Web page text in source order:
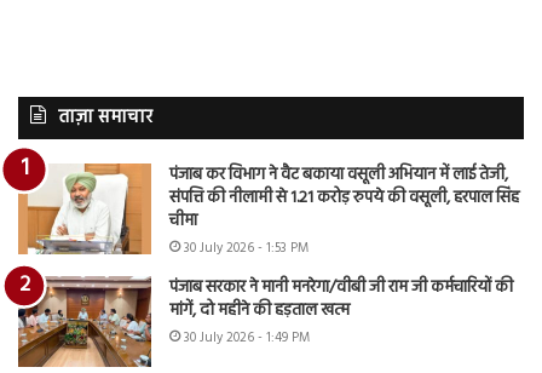
ताज़ा समाचार
पंजाब कर विभाग ने वैट बकाया वसूली अभियान में लाई तेजी,
संपत्ति की नीलामी से 1.21 करोड़ रुपये की वसूली, हरपाल सिंह
चीमा
30 July 2026 - 1:53 PM
पंजाब सरकार ने मानी मनरेगा/वीबी जी राम जी कर्मचारियों की
मांगें, दो महीने की हड़ताल खत्म
30 July 2026 - 1:49 PM